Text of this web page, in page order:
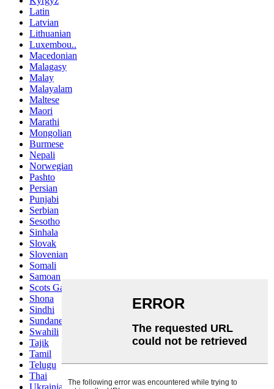
Latin
Latvian
Lithuanian
Luxembou..
Macedonian
Malagasy
Malay
Malayalam
Maltese
Maori
Marathi
Mongolian
Burmese
Nepali
Norwegian
Pashto
Persian
Punjabi
Serbian
Sesotho
Sinhala
Slovak
Slovenian
Somali
Samoan
Scots Gaelic
Shona
Sindhi
Sundanese
Swahili
Tajik
Tamil
Telugu
Thai